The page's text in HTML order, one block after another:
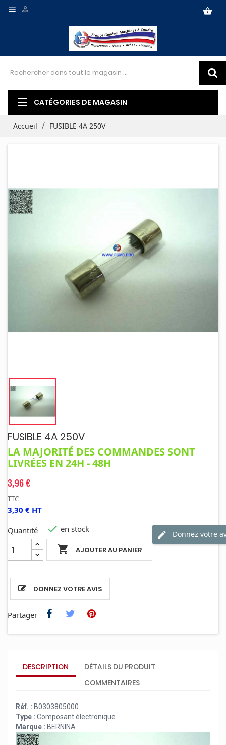
 shopping_basket

CATÉGORIES DE MAGASIN
Accueil FUSIBLE 4A 250V
FUSIBLE 4A 250V
LA MAJORITÉ DES COMMANDES SONT
LIVRÉES EN 24H - 48H
3,96 €
TTC
3,30 € HT
Quantité
 AJOUTER AU PANIER
 en stock
DONNEZ VOTRE AVIS
Donnez votre
Partager
DESCRIPTION
DÉTAILS DU PRODUIT
COMMENTAIRES
Réf. : B0303805000
Type : Composant électronique
Marque : BERNINA